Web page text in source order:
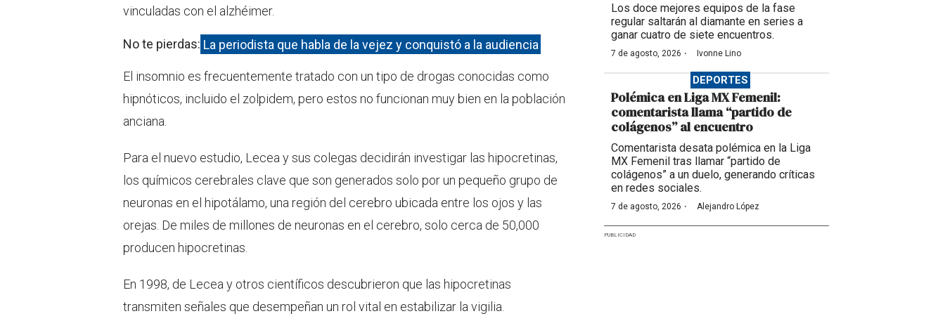
vinculadas con el alzhéimer.
No te pierdas: La periodista que habla de la vejez y conquistó a la audiencia
El insomnio es frecuentemente tratado con un tipo de drogas conocidas como
hipnóticos, incluido el zolpidem, pero estos no funcionan muy bien en la población
anciana.
Para el nuevo estudio, Lecea y sus colegas decidirán investigar las hipocretinas,
los químicos cerebrales clave que son generados solo por un pequeño grupo de
neuronas en el hipotálamo, una región del cerebro ubicada entre los ojos y las
orejas. De miles de millones de neuronas en el cerebro, solo cerca de 50,000
producen hipocretinas.
En 1998, de Lecea y otros científicos descubrieron que las hipocretinas
transmiten señales que desempeñan un rol vital en estabilizar la vigilia.
Los doce mejores equipos de la fase
regular saltarán al diamante en series a
ganar cuatro de siete encuentros.
7 de agosto, 2026 · Ivonne Lino
DEPORTES
Polémica en Liga MX Femenil:
comentarista llama “partido de
colágenos” al encuentro
Comentarista desata polémica en la Liga
MX Femenil tras llamar “partido de
colágenos” a un duelo, generando críticas
en redes sociales.
7 de agosto, 2026 · Alejandro López
PUBLICIDAD